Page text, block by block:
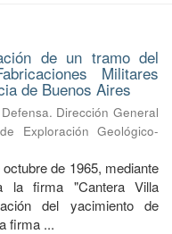
de un tramo del
Militares
de Buenos Aires
Dirección General
Exploración Geológico-
de 1965, mediante
la firma "Cantera Villa
del yacimiento de
firma ...